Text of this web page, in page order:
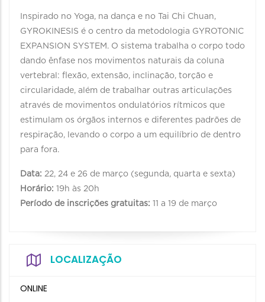
Inspirado no Yoga, na dança e no Tai Chi Chuan,
GYROKINESIS é o centro da metodologia GYROTONIC
EXPANSION SYSTEM. O sistema trabalha o corpo todo
dando ênfase nos movimentos naturais da coluna
vertebral: flexão, extensão, inclinação, torção e
circularidade, além de trabalhar outras articulações
através de movimentos ondulatórios rítmicos que
estimulam os órgãos internos e diferentes padrões de
respiração, levando o corpo a um equilíbrio de dentro
para fora.
Data: 22, 24 e 26 de março (segunda, quarta e sexta)
Horário: 19h às 20h
Período de inscrições gratuitas: 11 a 19 de março
LOCALIZAÇÃO
ONLINE